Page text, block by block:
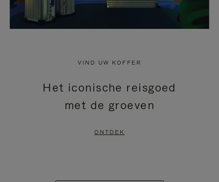
VIND UW KOFFER
Het iconische reisgoed
met de groeven
ONTDEK